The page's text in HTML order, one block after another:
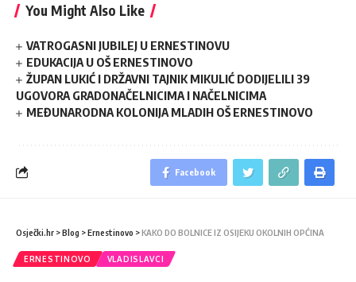
You Might Also Like
VATROGASNI JUBILEJ U ERNESTINOVU
EDUKACIJA U OŠ ERNESTINOVO
ŽUPAN LUKIĆ I DRŽAVNI TAJNIK MIKULIĆ DODIJELILI 39
UGOVORA GRADONAČELNICIMA I NAČELNICIMA
MEĐUNARODNA KOLONIJA MLADIH OŠ ERNESTINOVO
Facebook
Osječki.hr >Blog >Ernestinovo >KAKO DO BOLNICE IZ OSIJEKU OKOLNIH OPĆINA
ERNESTINOVO VLADISLAVCI